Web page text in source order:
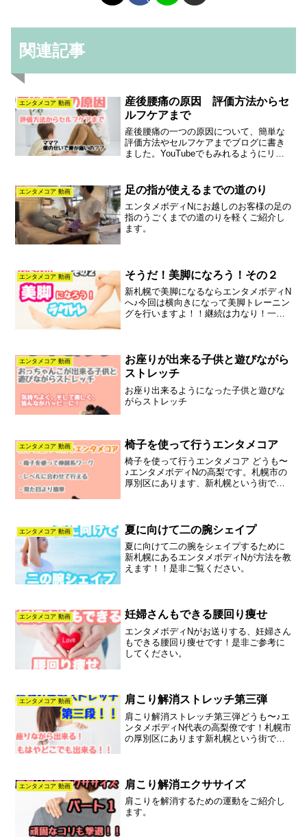
関連記事
エンタメコア 動画
産後腰痛の原因 評価方法からセ
ルフケアまで
産後腰痛の一つの原因について、簡単な
評価方法やセルフケアまでブログに書き
ました。YouTubeでもみれるようにリン
エンタメコア 動画 足の指が使えるまでの道のり
エンタメボディNにお越しのお客様の足の
指のうごくまでの道のりを軽くご紹介し
ます。
エンタメコア 動画 そうだ！美脚になろう！その２
新札幌で美脚になるならエンタメボディN
へ♪今回は横向きになって美脚トレーニン
グを行いますよ！！継続は力なり！一緒
エンタメコア 動画
お座りが出来る子供と遊びながら
ストレッチ
お座り出来るようになった子供と遊びな
がらストレッチ
エンタメコア 動画 椅子を使って行うエンタメコア
椅子を使って行うエンタメコア どうも〜
♪エンタメボディNの高梨です。札幌市の
厚別区にあります、新札幌という街でピ
い！！という事で...
エンタメコア 動画 夏に向けて二の腕シェイプ
夏に向けて二の腕をシェイプするために
新札幌にあるエンタメボディNが方法を教
えます！！是非ご覧ください。
エンタメコア 動画 妊婦さんもできる腰回り痩せ
エンタメボディNがお送りする、妊婦さん
もできる腰回り痩せです！是非ご参考に
してください。
エンタメコア 動画 肩こり解消ストレッチ第三弾
肩こり解消ストレッチ第三弾どうも〜♪エ
ンタメボディN代表の高梨僚です！札幌市
の厚別区にあります新札幌という街で、
読みください。そろそ...
エンタメコア 動画 肩こり解消エクササイズ
肩こりを解消するための運動をご紹介し
ます。